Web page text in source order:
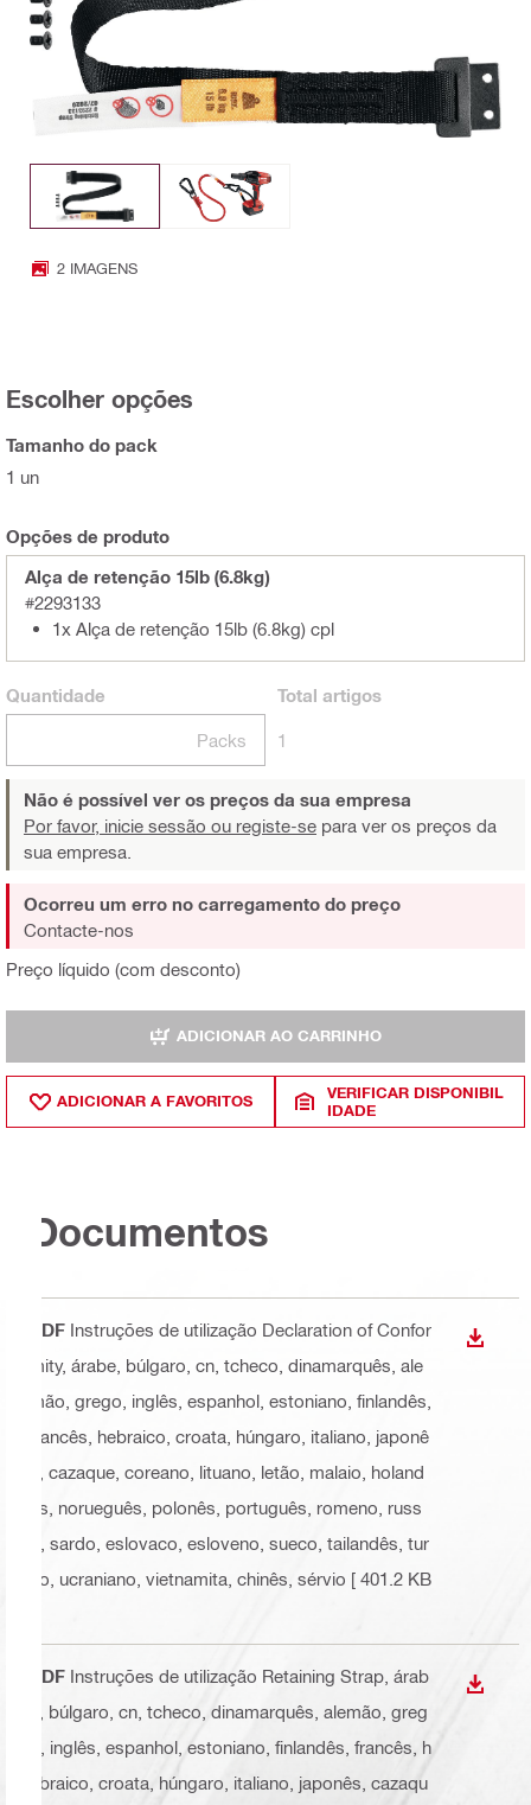
2 IMAGENS
Escolher opções
Tamanho do pack
1 un
Opções de produto
Alça de retenção 15lb (6.8kg)
#2293133
1x Alça de retenção 15lb (6.8kg) cpl
Quantidade
Packs
Total artigos
1
Não é possível ver os preços da sua empresa
Por favor, inicie sessão ou registe-se para ver os preços da
sua empresa.
Preço líquido (com desconto)
Ocorreu um erro no carregamento do preço
Contacte-nos
ADICIONAR AO CARRINHO
ADICIONAR A FAVORITOS
VERIFICAR DISPONIBIL
IDADE
Documentos
PDF Instruções de utilização Declaration of Confor
mity, árabe, búlgaro, cn, tcheco, dinamarquês, ale
mão, grego, inglês, espanhol, estoniano, finlandês,
francês, hebraico, croata, húngaro, italiano, japonê
s, cazaque, coreano, lituano, letão, malaio, holand
ês, norueguês, polonês, português, romeno, russ
o, sardo, eslovaco, esloveno, sueco, tailandês, tur
co, ucraniano, vietnamita, chinês, sérvio [ 401.2 KB
PDF Instruções de utilização Retaining Strap , árab
e, búlgaro, cn, tcheco, dinamarquês, alemão, greg
o, inglês, espanhol, estoniano, finlandês, francês, h
ebraico, croata, húngaro, italiano, japonês, cazaqu